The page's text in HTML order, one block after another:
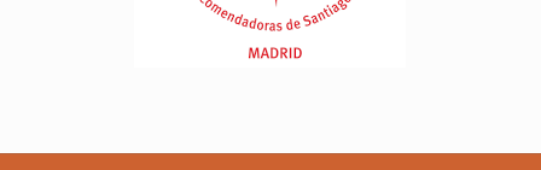
Instagram